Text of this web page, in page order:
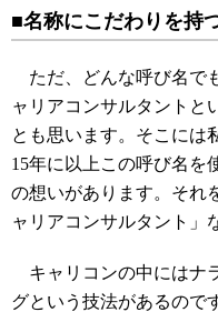
■名称にこだわりを持
ただ、どんな呼び名で
ャリアコンサルタントと
とも思います。そこには
15年に以上この呼び名を
の想いがあります。それ
ャリアコンサルタント」
キャリコンの中にはナ
グという技法があるので